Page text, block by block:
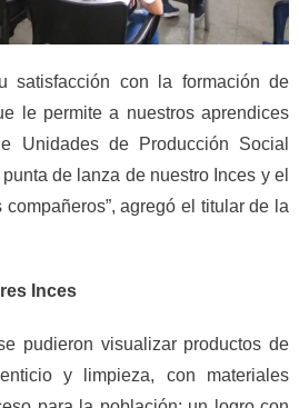
satisfacción con la formación de
le permite a nuestros aprendices
Unidades de Producción Social
de lanza de nuestro Inces y el
compañeros”,agregó el titular de la
Inces
pudieron visualizar productos de
y limpieza, con materiales